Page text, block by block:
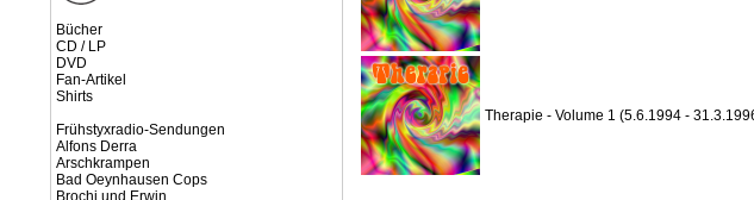
Bücher
CD / LP
DVD
Fan-Artikel
Shirts
Frühstyxradio-Sendungen
Alfons Derra
Arschkrampen
Bad Oeynhausen Cops
Brochi und Erwin
Therapie - Volume 1 (5.6.1994 -